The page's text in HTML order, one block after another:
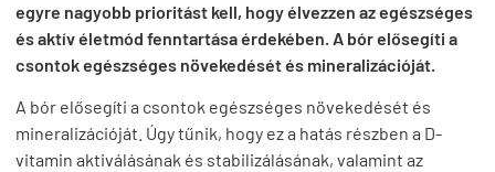
egyre nagyobb prioritást kell, hogy élvezzen az egészséges
és aktív életmód fenntartása érdekében. A bór elősegíti a
csontok egészséges növekedését és mineralizációját.
A bór elősegíti a csontok egészséges növekedését és
mineralizációját. Úgy tűnik, hogy ez a hatás részben a D-
vitamin aktiválásának és stabilizálásának, valamint az